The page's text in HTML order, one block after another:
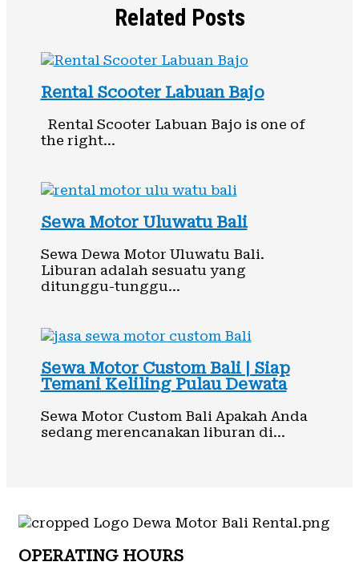
Related Posts
Rental Scooter Labuan Bajo
Rental Scooter Labuan Bajo is one of
the right…
Sewa Motor Uluwatu Bali
Sewa Dewa Motor Uluwatu Bali.
Liburan adalah sesuatu yang
ditunggu-tunggu…
Sewa Motor Custom Bali | Siap
Temani Keliling Pulau Dewata
Sewa Motor Custom Bali Apakah Anda
sedang merencanakan liburan di…
OPERATING HOURS